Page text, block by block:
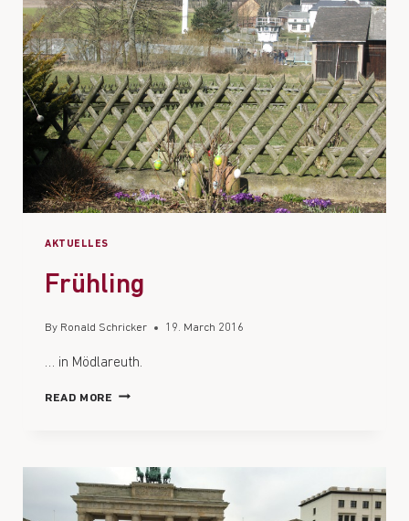
AKTUELLES
Frühling
By Ronald Schricker 19. March 2016
… in Mödlareuth.
READ MORE